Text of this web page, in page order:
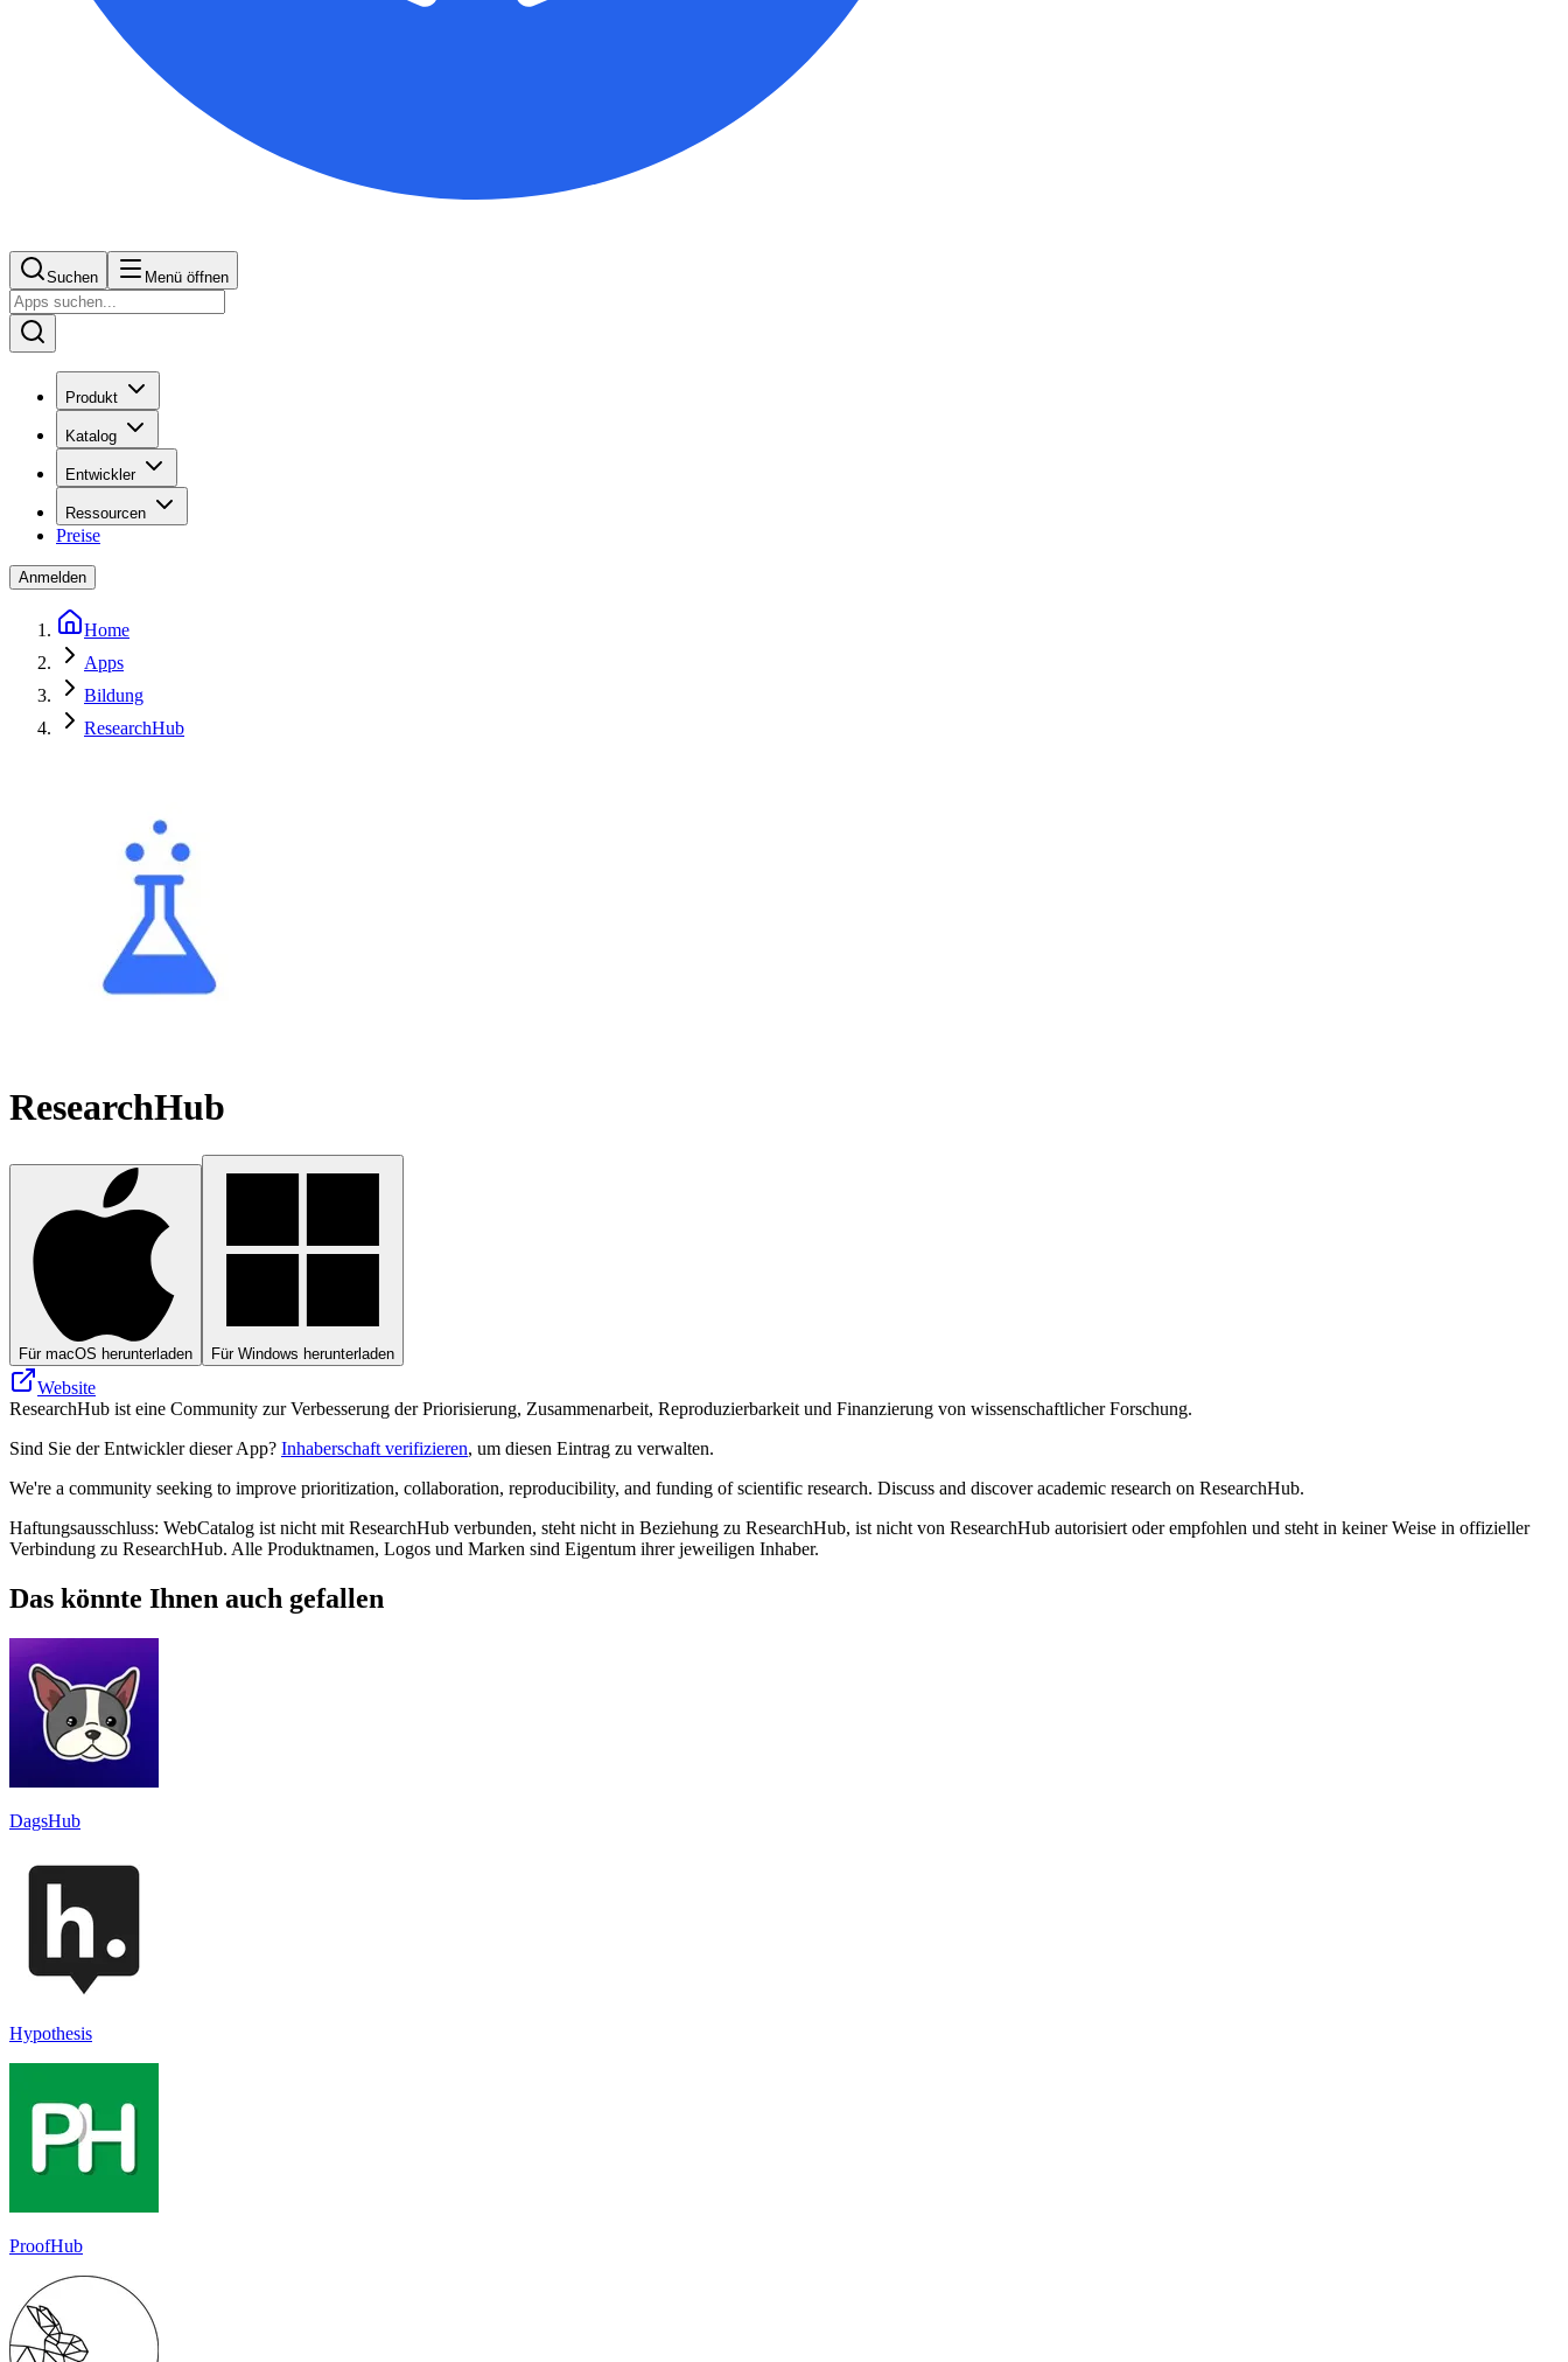
Suchen Menü öffnen
Produkt
Katalog
Entwickler
Ressourcen
Preise
Anmelden
Home
Apps
Bildung
ResearchHub
ResearchHub
Für macOS herunterladen Für Windows herunterladen
Website
ResearchHub ist eine Community zur Verbesserung der Priorisierung, Zusammenarbeit, Reproduzierbarkeit und Finanzierung von wissenschaftlicher Forschung.
Sind Sie der Entwickler dieser App? Inhaberschaft verifizieren, um diesen Eintrag zu verwalten.
We're a community seeking to improve prioritization, collaboration, reproducibility, and funding of scientific research. Discuss and discover academic research on ResearchHub.
Haftungsausschluss: WebCatalog ist nicht mit ResearchHub verbunden, steht nicht in Beziehung zu ResearchHub, ist nicht von ResearchHub autorisiert oder empfohlen und steht in keiner Weise in offizieller
Verbindung zu ResearchHub. Alle Produktnamen, Logos und Marken sind Eigentum ihrer jeweiligen Inhaber.
Das könnte Ihnen auch gefallen
DagsHub
Hypothesis
ProofHub